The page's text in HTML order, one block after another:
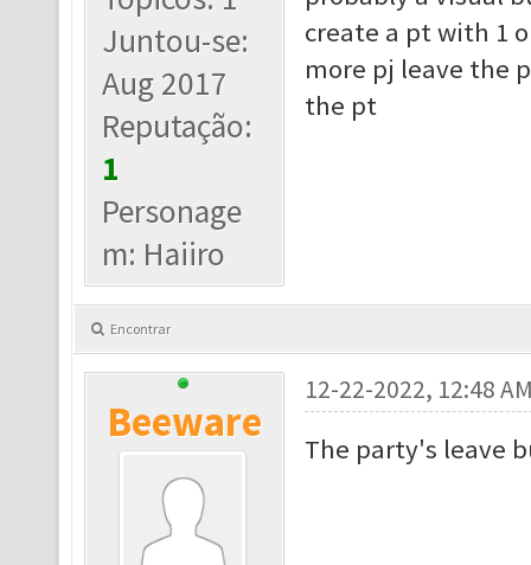
Juntou-se:
Aug 2017
Reputação:
1
Personage
m: Haiiro
create a pt with 1
more pj leave the
the pt
Encontrar
Beeware
12-22-2022, 12:48
The party's leave